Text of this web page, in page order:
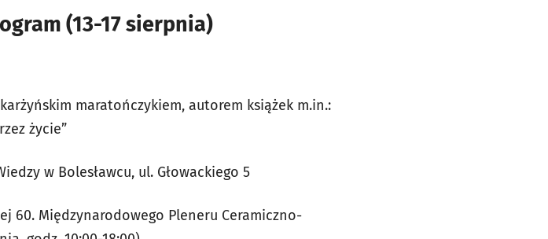
(13-17 sierpnia)
maratończykiem, autorem książek m.in.:
życie”
w Bolesławcu, ul. Głowackiego 5
60. Międzynarodowego Pleneru Ceramiczno-